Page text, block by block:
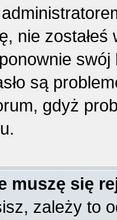
nie
swój
są
gdyż
muszę się
zależy to